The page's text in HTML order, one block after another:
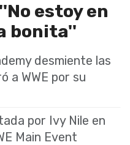
estoy en
bonita''
desmiente las
a WWE por su
por Ivy Nile en
Main Event